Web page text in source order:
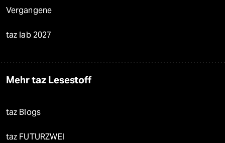
Vergangene
taz lab 2027
Mehr taz Lesestoff
taz Blogs
taz FUTURZWEI